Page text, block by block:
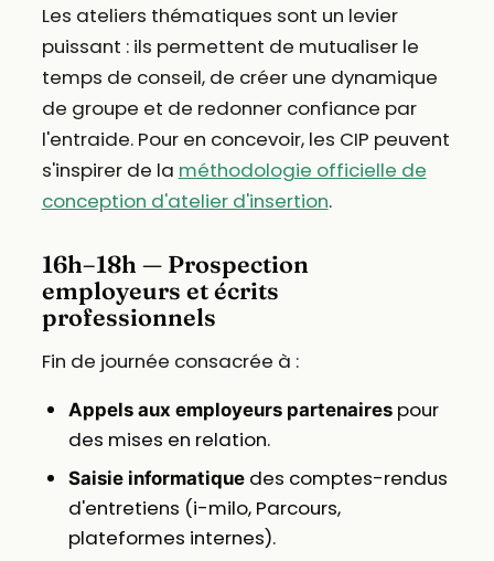
Les ateliers thématiques sont un levier
puissant : ils permettent de mutualiser le
temps de conseil, de créer une dynamique
de groupe et de redonner confiance par
l'entraide. Pour en concevoir, les CIP peuvent
s'inspirer de la méthodologie officielle de
conception d'atelier d'insertion.
16h–18h — Prospection
employeurs et écrits
professionnels
Fin de journée consacrée à :
Appels aux employeurs partenairespour
des mises en relation.
Saisie informatiquedes comptes-rendus
d'entretiens (i-milo, Parcours,
plateformes internes).